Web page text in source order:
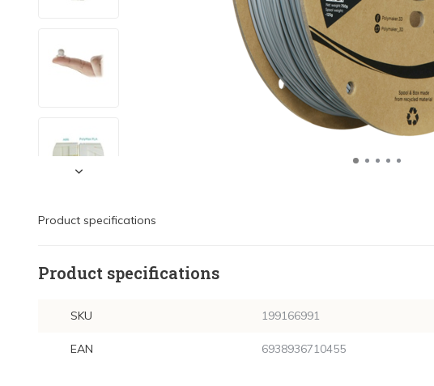
Product specifications
Product specifications
SKU 199166991
EAN 6938936710455